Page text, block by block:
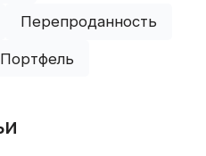
Перепроданность
Портфель